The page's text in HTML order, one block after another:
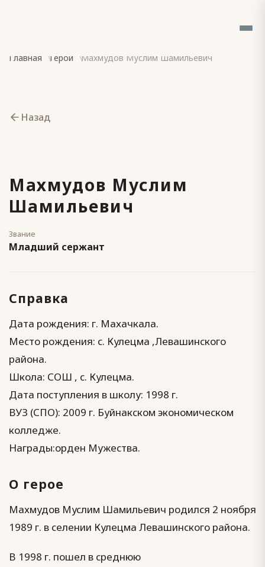
Главная Герои Махмудов Муслим Шамильевич
Назад
Махмудов Муслим
Шамильевич
Звание
Младший сержант
Справка
Дата рождения: г. Махачкала.
Место рождения: с. Кулецма ,Левашинского
района.
Школа: СОШ , с. Кулецма.
Дата поступления в школу: 1998 г.
ВУЗ (СПО): 2009 г. Буйнакском экономическом
колледже.
Награды:орден Мужества.
О герое
Махмудов Муслим Шамильевич родился 2 ноября
1989 г. в селении Кулецма Левашинского района.
В 1998 г. пошел в среднюю